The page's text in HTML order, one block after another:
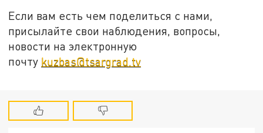
Если вам есть чем поделиться с нами,
присылайте свои наблюдения, вопросы,
новости на электронную
почту kuzbas@tsargrad.tv